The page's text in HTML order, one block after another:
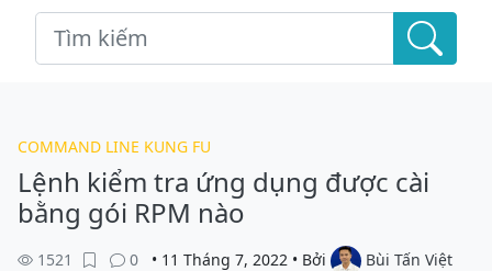
COMMAND LINE KUNG FU
Lệnh kiểm tra ứng dụng được cài
bằng gói RPM nào
1521 0 • 11 Tháng 7, 2022 • Bởi Bùi Tấn Việt